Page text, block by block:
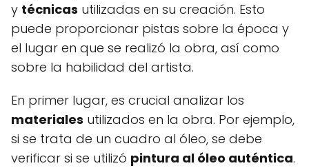
y técnicas utilizadas en su creación. Esto
puede proporcionar pistas sobre la época y
el lugar en que se realizó la obra, así como
sobre la habilidad del artista.
En primer lugar, es crucial analizar los
materiales utilizados en la obra. Por ejemplo,
si se trata de un cuadro al óleo, se debe
verificar si se utilizó pintura al óleo auténtica.